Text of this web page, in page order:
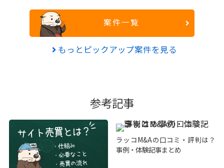
案件一覧
もっとピックアップ案件を見る
参考記事
ラッコM&Aの口コミ・評判は？
事例・体験記事まとめ